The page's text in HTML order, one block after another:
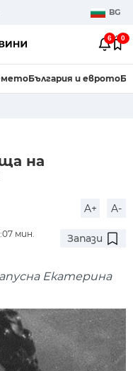
BG
6 0
България и еврото
на
A+ A-
мин.
Запази
Екатерина